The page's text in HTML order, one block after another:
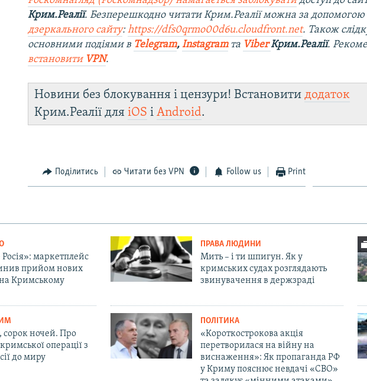
Крим.Реалії. Безперешкодно читати Крим.Реалії можна за допомогою
дзеркального сайту:https://dfs0qrmo00d6u.cloudfront.net. Також
основними подіями в Telegram,Instagramта ViberКрим.Реалії. Ре
встановити VPN.
Новини без блокування і цензури! Встановитидодаток
Крим.Реалії дляiOS іAndroid.
Поділитись Читати без VPN Follow us Print
маркетплейс
прийом нових
Кримському
ПРАВА ЛЮДИНИ
Мить – і ти шпигун. Як у
кримських судах розглядають
звинувачення в держзраді
сорок ночей. Про
операції з
до миру
ПОЛІТИКА
«Короткострокова акція
перетворилася на війну на
виснаження»: Як пропаганда РФ
у Криму пояснює невдачі «СВО»